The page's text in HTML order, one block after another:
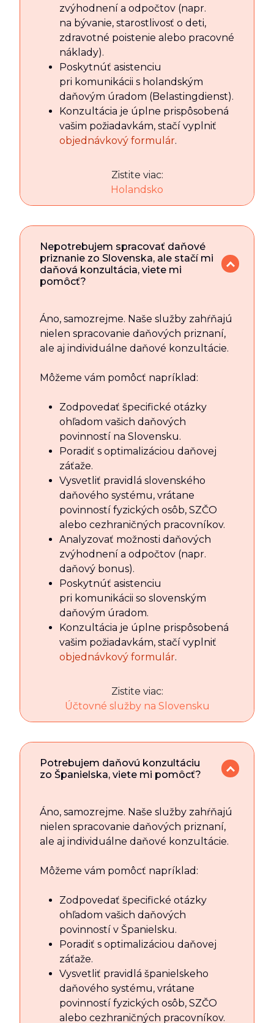
zvýhodnení a odpočtov (napr.
na bývanie, starostlivosť o deti,
zdravotné poistenie alebo pracovné
náklady).
Poskytnúť asistenciu
pri komunikácii s holandským
daňovým úradom (Belastingdienst).
Konzultácia je úplne prispôsobená
vašim požiadavkám, stačí vyplniť
objednávkový formulár.
Zistite viac:
Holandsko
Nepotrebujem spracovať daňové
priznanie zo Slovenska, ale stačí mi
daňová konzultácia, viete mi
pomôcť?
Áno, samozrejme. Naše služby zahŕňajú
nielen spracovanie daňových priznaní,
ale aj individuálne daňové konzultácie.
Môžeme vám pomôcť napríklad:
Zodpovedať špecifické otázky
ohľadom vašich daňových
povinností na Slovensku.
Poradiť s optimalizáciou daňovej
záťaže.
Vysvetliť pravidlá slovenského
daňového systému, vrátane
povinností fyzických osôb, SZČO
alebo cezhraničných pracovníkov.
Analyzovať možnosti daňových
zvýhodnení a odpočtov (napr.
daňový bonus).
Poskytnúť asistenciu
pri komunikácii so slovenským
daňovým úradom.
Konzultácia je úplne prispôsobená
vašim požiadavkám, stačí vyplniť
objednávkový formulár.
Zistite viac:
Účtovné služby na Slovensku
Potrebujem daňovú konzultáciu
zo Španielska, viete mi pomôcť?
Áno, samozrejme. Naše služby zahŕňajú
nielen spracovanie daňových priznaní,
ale aj individuálne daňové konzultácie.
Môžeme vám pomôcť napríklad:
Zodpovedať špecifické otázky
ohľadom vašich daňových
povinností v Španielsku.
Poradiť s optimalizáciou daňovej
záťaže.
Vysvetliť pravidlá španielskeho
daňového systému, vrátane
povinností fyzických osôb, SZČO
alebo cezhraničných pracovníkov.